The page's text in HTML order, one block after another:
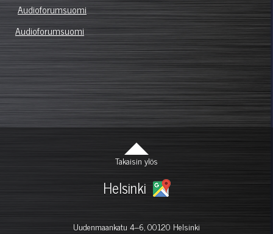
Audioforumsuomi
Audioforumsuomi
Takaisin ylös
Helsinki
Uudenmaankatu 4–6, 00120 Helsinki